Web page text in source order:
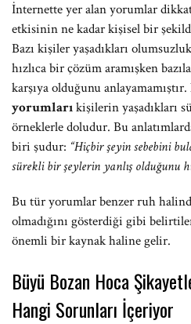
İnternette yer alan yorumlar
etkisinin ne kadar kişisel bir
Bazı kişiler yaşadıkları
hızlıca bir çözüm aramışken
karşıya olduğunu anlayamamıştır.
yorumlarıkişilerin yaşadıkları
örneklerle doludur. Bu
biri şudur: “Hiçbir şeyin sebebini
sürekli bir şeylerin yanlış olduğunu
Bu tür yorumlar benzer ruh
olmadığını gösterdiği gibi
önemli bir kaynak haline gelir.
Büyü Bozan Hoca
Hangi Sorunları İçeriyor